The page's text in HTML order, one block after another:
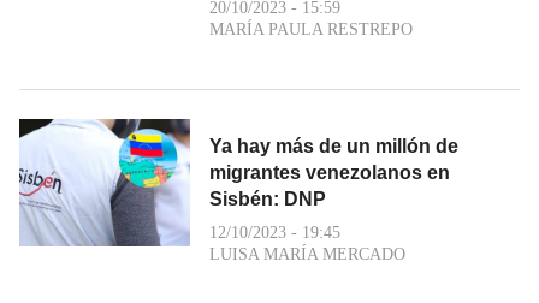
20/10/2023 - 15:59
MARÍA PAULA RESTREPO
Ya hay más de un millón de
migrantes venezolanos en
Sisbén: DNP
12/10/2023 - 19:45
LUISA MARÍA MERCADO